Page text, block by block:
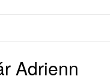
Adrienn